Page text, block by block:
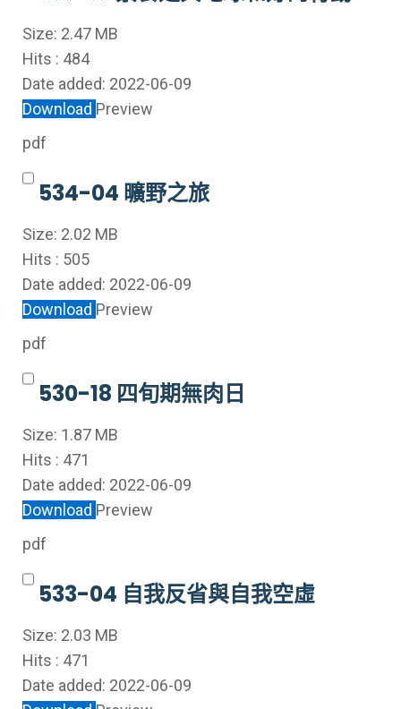
Size: 2.47 MB
Hits : 484
Date added: 2022-06-09
Download Preview
pdf
534-04 曠野之旅
Size: 2.02 MB
Hits : 505
Date added: 2022-06-09
Download Preview
pdf
530-18 四旬期無肉日
Size: 1.87 MB
Hits : 471
Date added: 2022-06-09
Download Preview
pdf
533-04 自我反省與自我空虛
Size: 2.03 MB
Hits : 471
Date added: 2022-06-09